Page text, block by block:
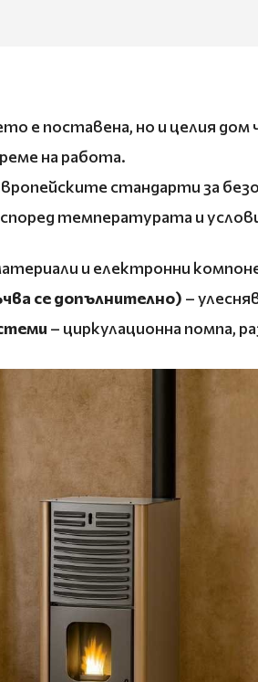
е поставена, но и целия дом
на работа.
стандарти за
температурата и
и електронни
се допълнително) –
– циркулационна помпа,